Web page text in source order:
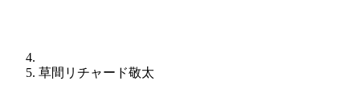
草間リチャード敬太